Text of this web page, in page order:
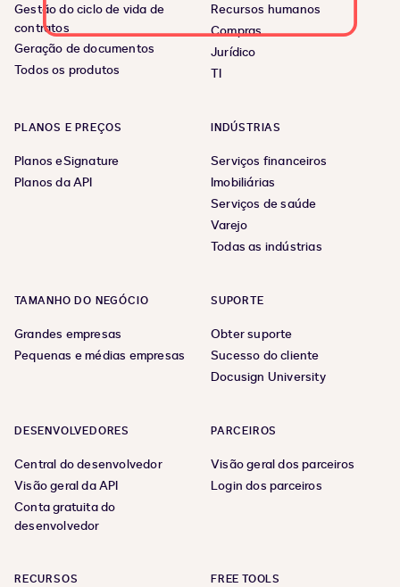
Gestão do ciclo de vida de
contratos
Geração de documentos
Todos os produtos
Recursos humanos
Compras
Jurídico
TI
PLANOS E PREÇOS
Planos eSignature
Planos da API
INDÚSTRIAS
Serviços financeiros
Imobiliárias
Serviços de saúde
Varejo
Todas as indústrias
TAMANHO DO NEGÓCIO
Grandes empresas
Pequenas e médias empresas
SUPORTE
Obter suporte
Sucesso do cliente
Docusign University
DESENVOLVEDORES
Central do desenvolvedor
Visão geral da API
Conta gratuita do
desenvolvedor
PARCEIROS
Visão geral dos parceiros
Login dos parceiros
RECURSOS FREE TOOLS